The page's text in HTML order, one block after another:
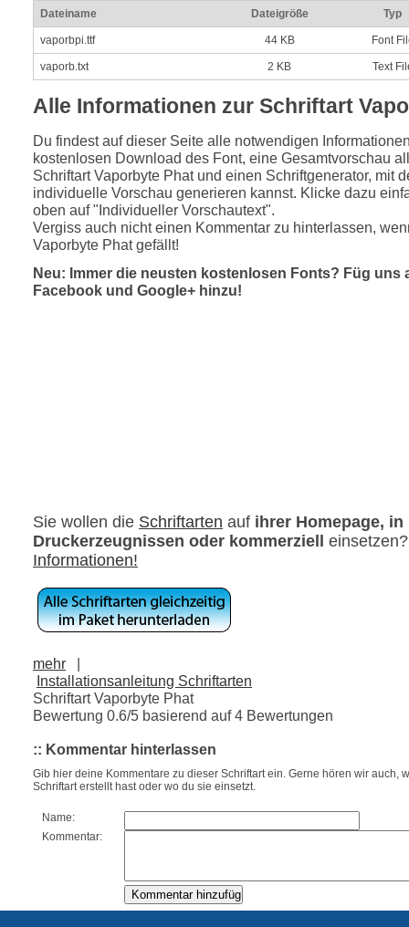
Dateiname Dateigröße Typ
vaporbpi.ttf 44 KB Font
vaporb.txt 2 KB Text
Alle Informationen zur Schriftart
Du findest auf dieser Seite alle notwendigen
kostenlosen Download des Font, eine Gesamtvorschau
Schriftart Vaporbyte Phat und einen Schriftgenerator, mit
individuelle Vorschau generieren kannst. Klicke dazu
oben auf "Individueller Vorschautext".
Vergiss auch nicht einen Kommentar zu hinterlassen,
Vaporbyte Phat gefällt!
Neu: Immer die neusten kostenlosen Fonts? Füg uns
Facebook und Google+ hinzu!
Sie wollen die Schriftarten auf ihrer Homepage, in
Druckerzeugnissen oder kommerziell
Informationen!
mehr
|
Installationsanleitung Schriftarten
Schriftart Vaporbyte Phat
Bewertung 0.6/5 basierend auf4 Bewertungen
:: Kommentar hinterlassen
Gib hier deine Kommentare zu dieser Schriftart ein. Gerne hören wir auch,
Schriftart erstellt hast oder wo du sie einsetzt.
Name:
Kommentar: